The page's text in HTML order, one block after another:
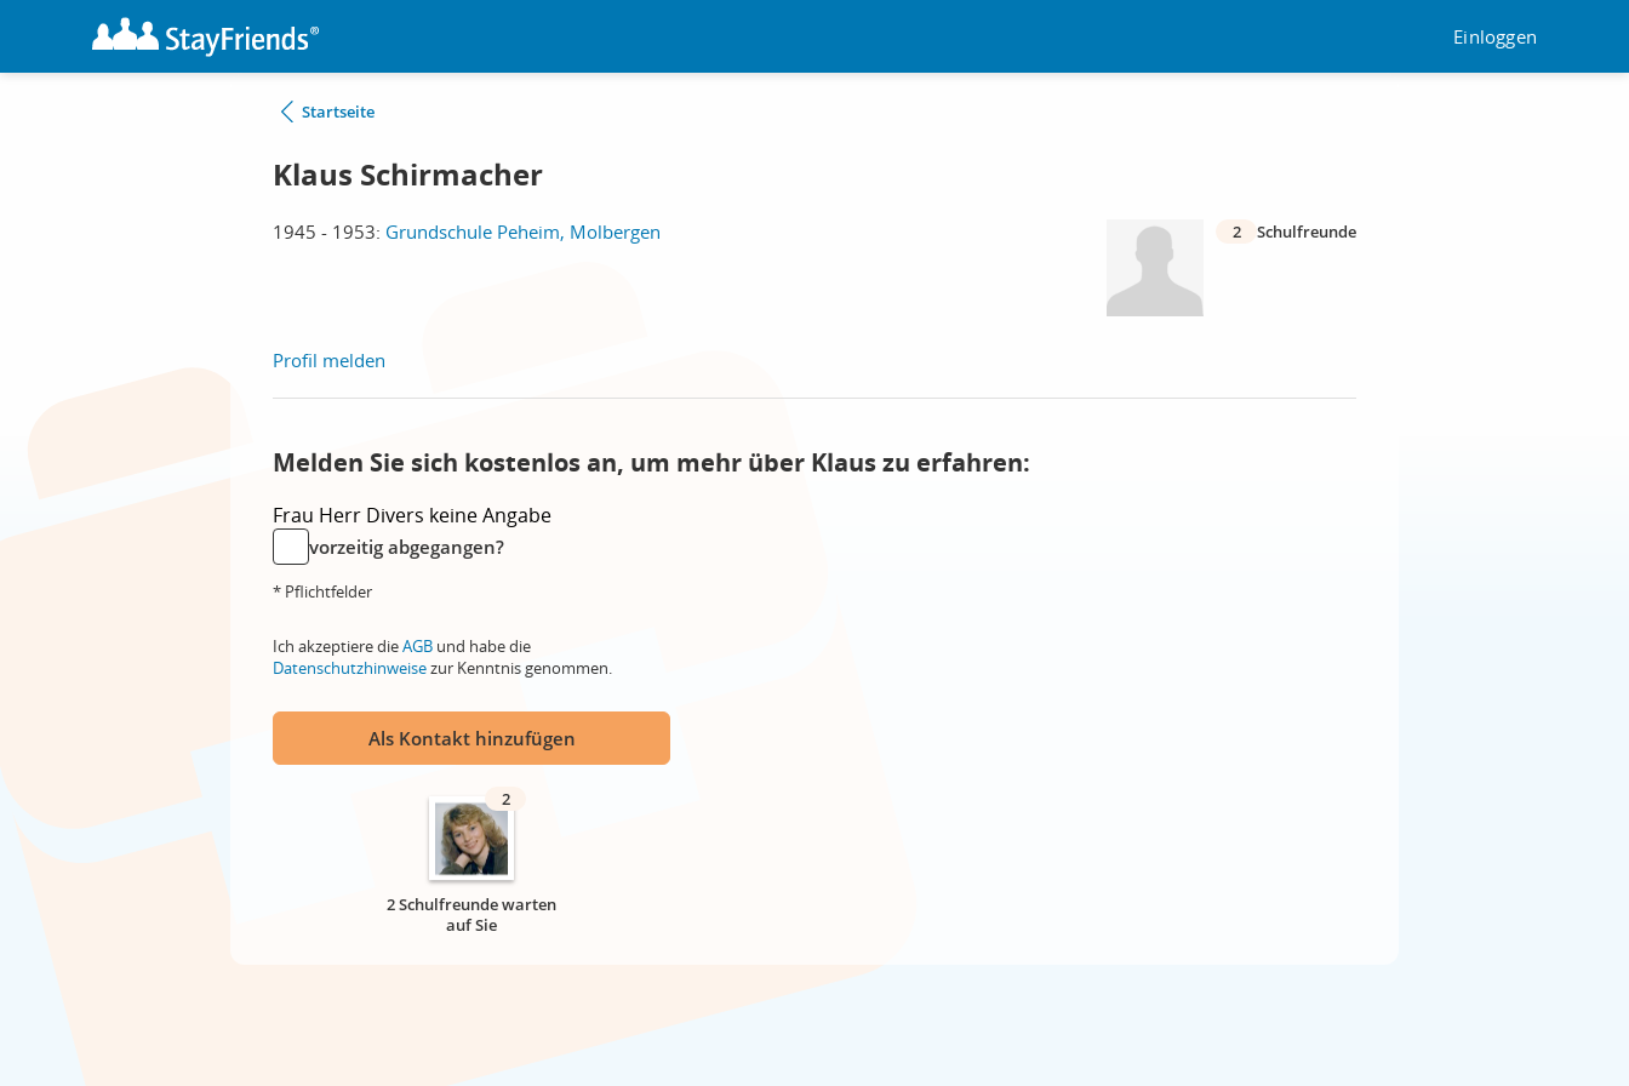
Einloggen
Startseite
Klaus Schirmacher
1945 - 1953: Grundschule Peheim, Molbergen 2 Schulfreunde
Profil melden
Melden Sie sich kostenlos an, um mehr über Klaus zu erfahren:
Frau Herr Divers keine Angabe
vorzeitig abgegangen?
* Pflichtfelder
Ich akzeptiere dieAGB und habe die
Datenschutzhinweisezur Kenntnis genommen.
Als Kontakt hinzufügen
2
2 Schulfreunde warten
auf Sie